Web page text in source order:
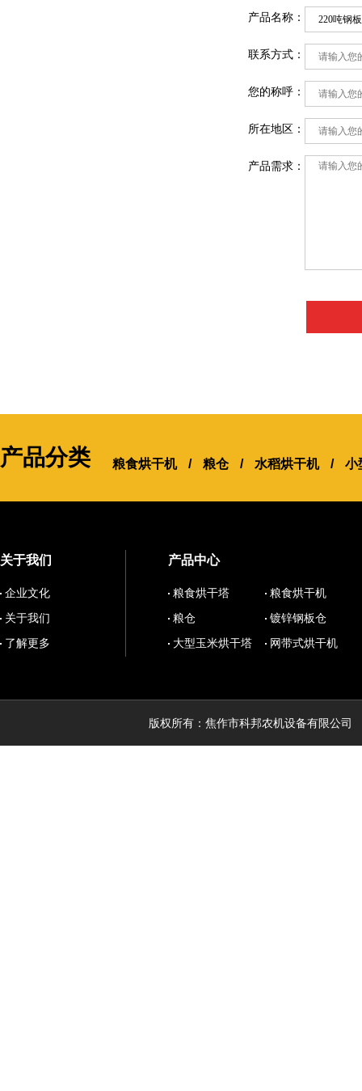
产品名称：
联系方式：
您的称呼：
所在地区：
产品需求：
产品分类 粮食烘干机 / 粮仓 / 水稻烘干机 / 小
关于我们
企业文化
关于我们
了解更多
产品中心
粮食烘干塔
粮食烘干机
粮仓
镀锌钢板仓
大型玉米烘干塔
网带式烘干机
版权所有：焦作市科邦农机设备有限公